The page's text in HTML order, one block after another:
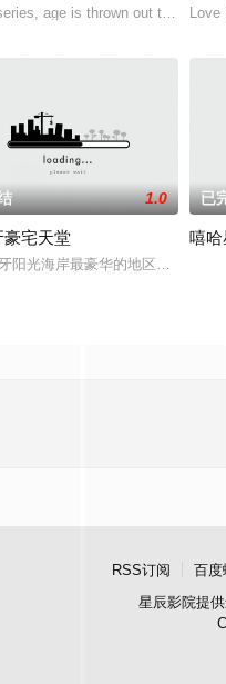
age is thrown out the wind
1.0
豪宅天堂
阳光海岸最豪华的地区，瑞典房
已
嘻哈
RSS订阅 百度
星辰影院提